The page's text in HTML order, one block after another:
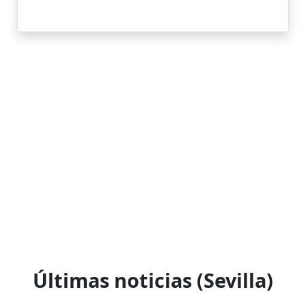
Últimas noticias (Sevilla)